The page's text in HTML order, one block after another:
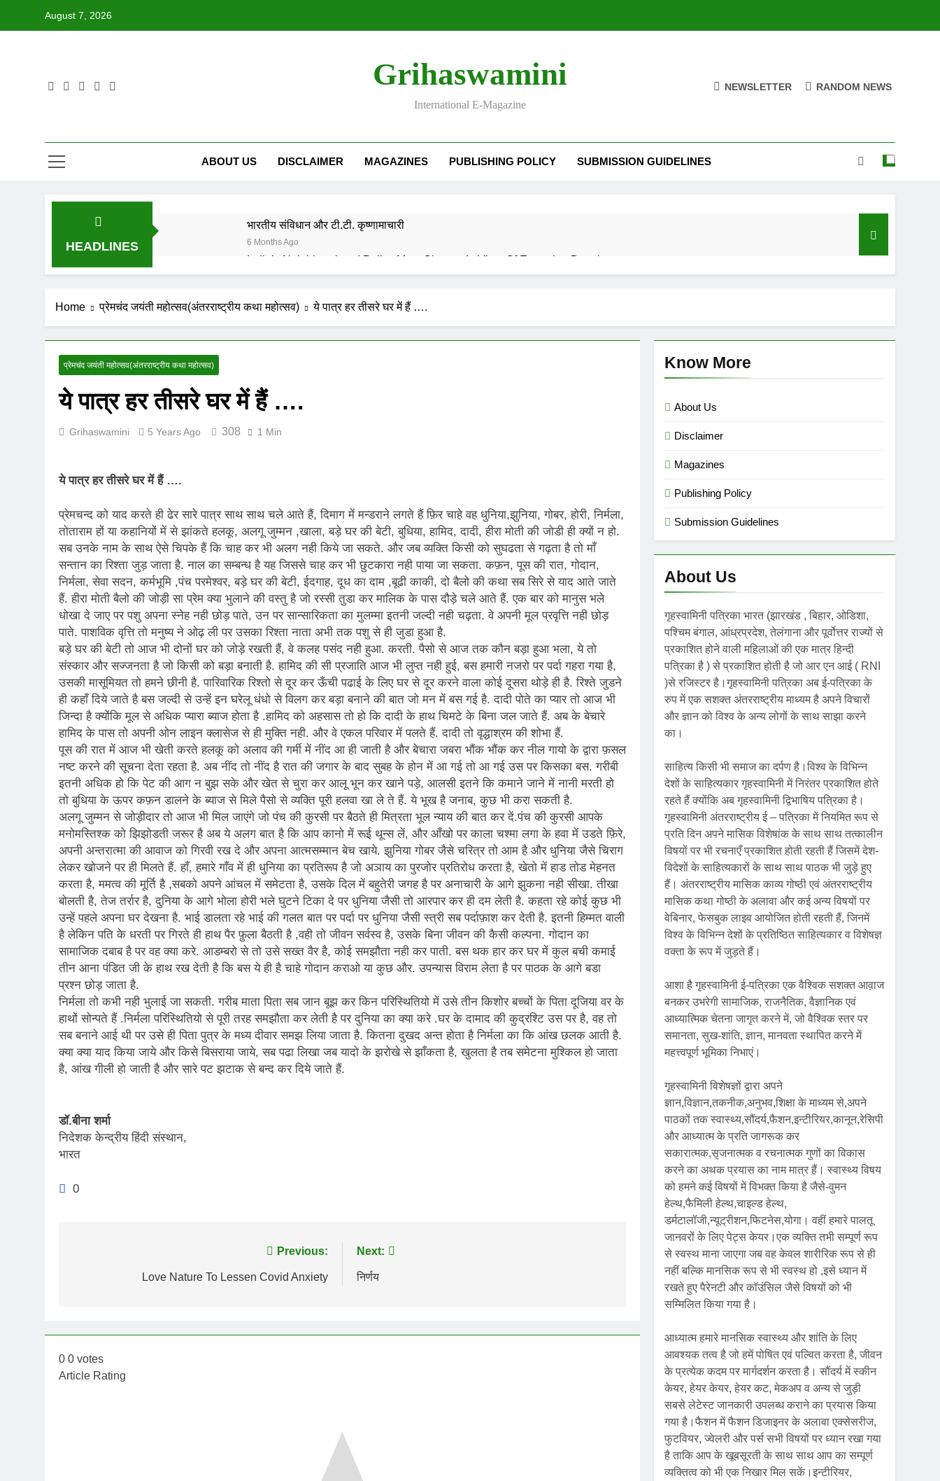
August 7, 2026
Grihaswamini
International E-Magazine
NEWSLETTER RANDOM NEWS
ABOUT US DISCLAIMER MAGAZINES PUBLISHING POLICY SUBMISSION GUIDELINES
HEADLINES
भारतीय संविधान और टी.टी. कृष्णामाचारी
6 Months Ago
6 Months Ago
8 Months Ago
UNFORTUNATE ADVENT OF SUICIDE BOMBING IN INDIA Grihaswamini गृहस्वामिनी- Sept-Nov 2025
Home प्रेमचंद जयंती महोत्सव(अंतरराष्ट्रीय कथा महोत्सव) ये पात्र हर तीसरे घर में हैं ….
प्रेमचंद जयंती महोत्सव(अंतरराष्ट्रीय कथा महोत्सव)
ये पात्र हर तीसरे घर में हैं ….
Grihaswamini 5 Years Ago 308 1 Min
ये पात्र हर तीसरे घर में हैं ….
प्रेमचन्द को याद करते ही ढेर सारे पात्र साथ साथ चले आते हैं, दिमाग में मन्डराने लगते हैं फ़िर चाहे वह धुनिया,झुनिया, गोबर, होरी, निर्मला,
तोताराम हों या कहानियों में से झांकते हलकू, अलगू जुम्मन ,खाला, बड़े घर की बेटी, बुधिया, हामिद, दादी, हीरा मोती की जोडी ही क्यों न हो.
सब उनके नाम के साथ ऐसे चिपके हैं कि चाह कर भी अलग नही किये जा सकते. और जब व्यक्ति किसी को सुघढता से गढ़ता है तो माँ
सन्तान का रिश्ता जुड़ जाता है. नाल का सम्बन्ध है यह जिससे चाह कर भी छुटकारा नही पाया जा सकता. कफ़न, पूस की रात, गोदान,
निर्मला, सेवा सदन, कर्मभूमि ,पंच परमेश्वर, बड़े घर की बेटी, ईदगाह, दूध का दाम ,बूढी काकी, दो बैलो की कथा सब सिरे से याद आते जाते
हैं. हीरा मोती बैलो की जोड़ी सा प्रेम क्या भुलाने की वस्तु है जो रस्सी तुडा कर मालिक के पास दौड़े चले आते हैं. एक बार को मानुस भले
धोखा दे जाए पर पशु अपना स्नेह नही छोड़ पाते, उन पर सान्सारिकता का मुलम्मा इतनी जल्दी नही चढ़ता. वे अपनी मूल प्रवृत्ति नही छोड़
पाते. पाशविक वृत्ति तो मनुष्य ने ओढ़ ली पर उसका रिश्ता नाता अभी तक पशु से ही जुडा हुआ है.
बड़े घर की बेटी तो आज भी दोनों घर को जोड़े रखती हैं, वे कलह पसंद नही हुआ. करती. पैसो से आज तक कौन बड़ा हुआ भला, ये तो
संस्कार और सज्जनता है जो किसी को बड़ा बनाती है. हामिद की सी प्रजाति आज भी लुप्त नही हुई, बस हमारी नजरो पर पर्दा गहरा गया है,
उसकी मासूमियत तो हमने छीनी है. पारिवारिक रिश्तो से दूर कर ऊँची पढाई के लिए घर से दूर करने वाला कोई दूसरा थोड़े ही है. रिश्ते जुडने
ही कहाँ दिये जाते है बस जल्दी से उन्हें इन घरेलू धंधो से विलग कर बड़ा बनाने की बात जो मन में बस गई है. दादी पोते का प्यार तो आज भी
जिन्दा है क्योंकि मूल से अधिक प्यारा ब्याज होता है .हामिद को अहसास तो हो कि दादी के हाथ चिमटे के बिना जल जाते हैं. अब के बेचारे
हामिद के पास तो अपनी ओन लाइन क्लासेज से ही मुक्ति नही. और वे एकल परिवार में पलते हैं. दादी तो वृद्धाश्रम की शोभा हैं.
पूस की रात में आज भी खेती करते हलकू को अलाव की गर्मी में नींद आ ही जाती है और बेचारा जबरा भौंक भौंक कर नील गायो के द्वारा फ़सल
नष्ट करने की सूचना देता रहता है. अब नींद तो नींद है रात की जगार के बाद सुबह के होन में आ गई तो आ गई उस पर किसका बस. गरीबी
इतनी अधिक हो कि पेट की आग न बुझ सके और खेत से चुरा कर आलू भून कर खाने पड़े, आलसी इतने कि कमाने जाने में नानी मरती हो
तो बुधिया के ऊपर कफ़न डालने के ब्याज से मिले पैसो से व्यक्ति पूरी हलवा खा ले ते हैं. ये भूख है जनाब, कुछ भी करा सकती है.
अलगू जुम्मन से जोड़ीदार तो आज भी मिल जाएंगे जो पंच की कुरसी पर बैठते ही मित्रता भूल न्याय की बात कर दें.पंच की कुरसी आपके
मनोमस्तिश्क को झिझोडती जरूर है अब ये अलग बात है कि आप कानो में रूई थून्स लें, और आँखो पर काला चश्मा लगा के हवा में उडते फ़िरे,
अपनी अन्तरात्मा की आवाज को गिरवी रख दे और अपना आत्मसम्मान बेच खाये. झुनिया गोबर जैसे चरित्र तो आम है और धुनिया जैसे चिराग
लेकर खोजने पर ही मिलते हैं. हाँ, हमारे गाँव में ही धुनिया का प्रतिरूप है जो अञाय का पुरजोर प्रतिरोध करता है, खेतो में हाड तोड मेहनत
करता है, ममत्व की मूर्ति है ,सबको अपने आंचल में समेटता है, उसके दिल में बहुतेरी जगह है पर अनाचारी के आगे झुकना नही सीखा. तीखा
बोलती है, तेज तर्रार है, दुनिया के आगे भोला होरी भले घुटने टिका दे पर धुनिया जैसी तो आरपार कर ही दम लेती है. कहता रहे कोई कुछ भी
उन्हें पहले अपना घर देखना है. भाई डालता रहे भाई की गलत बात पर पर्दा पर धुनिया जैसी स्त्री सब पर्दाफ़ाश कर देती है. इतनी हिम्मत वाली
है लेकिन पति के धरती पर गिरते ही हाथ पैर फ़ुला बैठती है ,वही तो जीवन सर्वस्व है, उसके बिना जीवन की कैसी कल्पना. गोदान का
सामाजिक दबाब है पर वह क्या करे. आडम्बरो से तो उसे सख्त वैर है, कोई समझौता नही कर पाती. बस थक हार कर घर में कुल बची कमाई
तीन आना पंडित जी के हाथ रख देती है कि बस ये ही है चाहे गोदान कराओ या कुछ और. उपन्यास विराम लेता है पर पाठक के आगे बडा
प्रश्न छोड़ जाता है.
निर्मला तो कभी नही भुलाई जा सकती. गरीब माता पिता सब जान बूझ कर किन परिस्थितियो में उसे तीन किशोर बच्चों के पिता दूजिया वर के
हाथों सोन्पते हैं .निर्मला परिस्थितियो से पूरी तरह समझौता कर लेती है पर दुनिया का क्या करे .घर के दामाद की कुद्रश्टि उस पर है, वह तो
सब बनाने आई थी पर उसे ही पिता पुत्र के मध्य दीवार समझ लिया जाता है. कितना दुखद अन्त होता है निर्मला का कि आंख छलक आती है.
क्या क्या याद किया जाये और किसे बिसराया जाये, सब पढा लिखा जब यादो के झरोखे से झाँकता है, खुलता है तब समेटना मुश्किल हो जाता
है, आंख गीली हो जाती है और सारे पट झटाक से बन्द कर दिये जाते हैं.
डॉ.बीना शर्मा
निदेशक केन्द्रीय हिंदी संस्थान,
भारत
0
navigation
Previous:
Love Nature To Lessen Covid Anxiety
Next:
निर्णय
0 0 votes
Article Rating
Know More
About Us
Disclaimer
Magazines
Publishing Policy
Submission Guidelines
About Us
गृहस्वामिनी पत्रिका भारत (झारखंड , बिहार, ओडिशा,
पश्चिम बंगाल, आंध्रप्रदेश, तेलंगाना और पूर्वोत्तर राज्यों से
प्रकाशित होने वाली महिलाओं की एक मात्र हिन्दी
पत्रिका है ) से प्रकाशित होती है जो आर एन आई ( RNI
)से रजिस्टर है।गृहस्वामिनी पत्रिका अब ई-पत्रिका के
रुप में एक सशक्त अंतरराष्ट्रीय माध्यम है अपने विचारों
और ज्ञान को विश्व के अन्य लोगों के साथ साझा करने
का।
साहित्य किसी भी समाज का दर्पण है।विश्व के विभिन्न
देशों के साहित्यकार गृहस्वामिनी में निरंतर प्रकाशित होते
रहते हैं क्योंकि अब गृहस्वामिनी द्विभाषिय पत्रिका है।
गृहस्वामिनी अंतरराष्ट्रीय ई – पत्रिका में नियमित रूप से
प्रति दिन अपने मासिक विशेषांक के साथ साथ तत्कालीन
विषयों पर भी रचनाएँ प्रकाशित होती रहती हैं जिसमें देश-
विदेशों के साहित्यकारों के साथ साथ पाठक भी जुड़े हुए
हैं। अंतरराष्ट्रीय मासिक काव्य गोष्ठी एवं अंतरराष्ट्रीय
मासिक कथा गोष्ठी के अलावा और कई अन्य विषयों पर
वेबिनार, फेसबुक लाइव आयोजित होती रहती हैं, जिनमें
विश्व के विभिन्न देशों के प्रतिष्ठित साहित्यकार व विशेषज्ञ
वक्ता के रूप में जुड़ते हैं।
आशा है गृहस्वामिनी ई-पत्रिका एक वैश्विक सशक्त आव़ाज
बनकर उभरेगी सामाजिक, राजनैतिक, वैज्ञानिक एवं
आध्यात्मिक चेतना जागृत करने में, जो वैश्विक स्तर पर
समानता, सुख-शांति, ज्ञान, मानवता स्थापित करने में
महत्त्वपूर्ण भूमिका निभाएं।
गृहस्वामिनी विशेषज्ञों द्वारा अपने
ज्ञान,विज्ञान,तकनीक,अनुभव,शिक्षा के माध्यम से,अपने
पाठकों तक स्वास्थ्य,सौंदर्य,फैशन,इन्टीरियर,कानून,रेसिपी
और आध्यात्म के प्रति जागरूक कर
सकारात्मक,सृजनात्मक व रचनात्मक गुणों का विकास
करने का अथक प्रयास का नाम मात्र हैं। स्वास्थ्य विषय
को हमने कई विषयों में विभक्त किया है जैसे-वुमन
हेल्थ,फैमिली हेल्थ,चाइल्ड हेल्थ,
डर्मटालॉजी,न्यूट्रीशन,फिटनेस,योगा। वहीं हमारे पालतू
जानवरों के लिए पेट्स केयर।एक व्यक्ति तभी सम्पूर्ण रूप
से स्वस्थ माना जाएगा जब वह केवल शारीरिक रूप से ही
नहीं बल्कि मानसिक रूप से भी स्वस्थ हो ,इसे ध्यान में
रखते हुए पैरेनटी और कॉउंसिल जैसे विषयों को भी
सम्मिलित किया गया है।
आध्यात्म हमारे मानसिक स्वास्थ्य और शांति के लिए
आवश्यक तत्व है जो हमें पोषित एवं पल्वित करता है, जीवन
के प्रत्येक कदम पर मार्गदर्शन करता है। सौंदर्य में स्कीन
केयर, हेयर केयर, हेयर कट, मेकअप व अन्य से जुड़ी
सबसे लेटेस्ट जानकारी उपलब्ध कराने का प्रयास किया
गया है।फैशन में फैशन डिजाइनर के अलावा एक्सेसरीज,
फुटवियर, ज्वेलरी और पर्स सभी विषयों पर ध्यान रखा गया
है ताकि आप के खूबसूरती के साथ साथ आप का सम्पूर्ण
व्यक्तित्व को भी एक निखार मिल सकें।इन्टीरियर,